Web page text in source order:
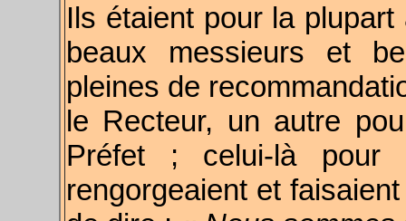
Ils étaient pour la
beaux messieurs et
pleines de
le Recteur, un autre
Préfet ; celui-là pour
rengorgeaient et